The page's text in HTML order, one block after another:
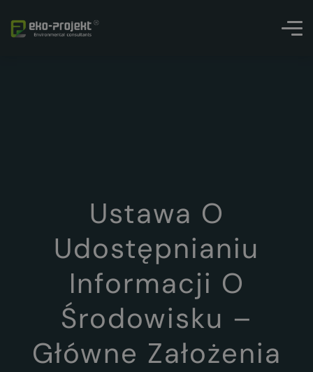
Ustawa O
Udostępnianiu
Informacji O
Środowisku –
Główne Założenia